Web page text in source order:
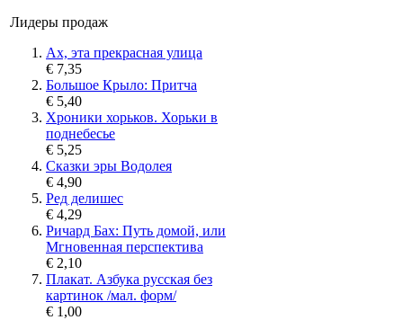
Лидеры продаж
Ах, эта прекрасная улица
€ 7,35
Большое Крыло: Притча
€ 5,40
Хроники хорьков. Хорьки в
поднебесье
€ 5,25
Сказки эры Водолея
€ 4,90
Ред делишес
€ 4,29
Ричард Бах: Путь домой, или
Мгновенная перспектива
€ 2,10
Плакат. Азбука русская без
картинок /мал. форм/
€ 1,00